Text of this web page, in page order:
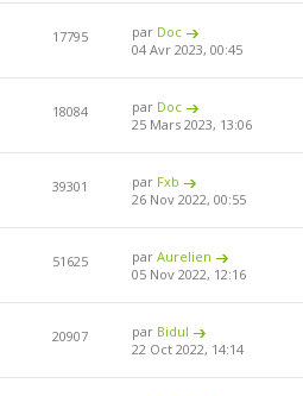
17795 par Doc
04 Avr 2023, 00:45
18084 par Doc
25 Mars 2023, 13:06
39301 par Fxb
26 Nov 2022, 00:55
51625 parAurelien
05 Nov 2022, 12:16
20907 par Bidul
22 Oct 2022, 14:14